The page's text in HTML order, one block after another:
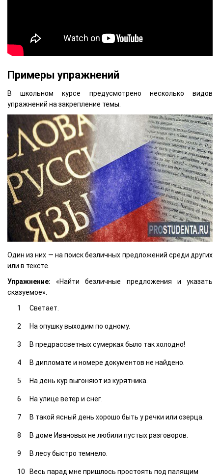
Примеры упражнений
В школьном курсе предусмотрено несколько видов
упражнений на закрепление темы.
Один из них — на поиск безличных предложений среди других
или в тексте.
Упражнение: «Найти безличные предложения и указать
сказуемое».
Светает.
На опушку выходим по одному.
В предрассветных сумерках было так холодно!
В дипломате и номере документов не найдено.
На день кур выгоняют из курятника.
На улице ветер и снег.
В такой ясный день хорошо быть у речки или озерца.
В доме Ивановых не любили пустых разговоров.
В лесу быстро темнело.
Весь парад мне пришлось простоять под палящим